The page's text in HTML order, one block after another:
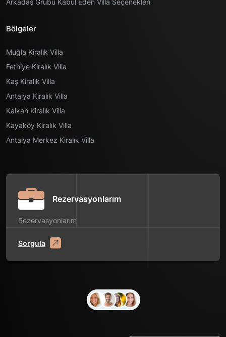
Arkadaş Grubu Kabul Eden Villa Seçenekleri
Bölgeler
Muğla Kiralık Villa
Fethiye Kiralık Villa
Kaş Kiralık Villa
Antalya Kiralık Villa
Kalkan Kiralık Villa
Kayaköy Kiralık Villa
Antalya Merkez Kiralık Villa
Rezervasyonlarım
Rezervasyonlarım
Sorgula